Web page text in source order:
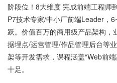
阶段位！8大维度 完成前端工程师
P7技术专家/中小厂前端Leader，
跃。价值百万的商用级产品架构，
据埋点/运营管理/作品管理后台等
架等开发需求，课程涵盖“Web前
十足。